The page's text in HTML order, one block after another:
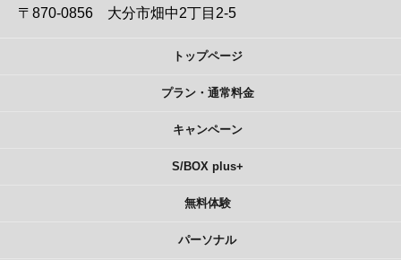
〒870-0856 大分市畑中2丁目2-5
トップページ
プラン・通常料金
キャンペーン
S/BOX plus+
無料体験
パーソナル